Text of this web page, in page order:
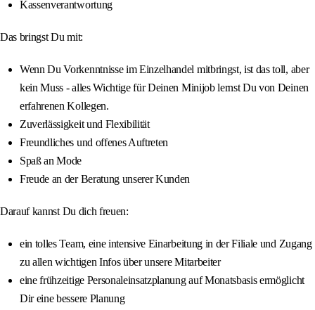
Kassenverantwortung
Das bringst Du mit:
Wenn Du Vorkenntnisse im Einzelhandel mitbringst, ist das toll, aber
kein Muss - alles Wichtige für Deinen Minijob lernst Du von Deinen
erfahrenen Kollegen.
Zuverlässigkeit und Flexibilität
Freundliches und offenes Auftreten
Spaß an Mode
Freude an der Beratung unserer Kunden
Darauf kannst Du dich freuen:
ein tolles Team, eine intensive Einarbeitung in der Filiale und Zugang
zu allen wichtigen Infos über unsere Mitarbeiter
eine frühzeitige Personaleinsatzplanung auf Monatsbasis ermöglicht
Dir eine bessere Planung